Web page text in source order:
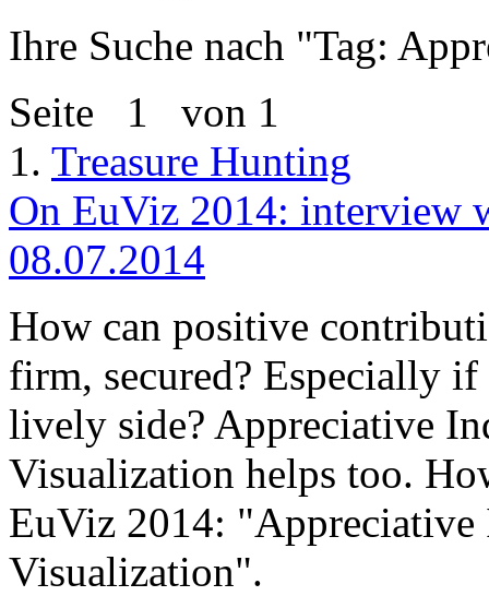
Ihre Suche nach "Tag:
Seite 1 von 1
1. Treasure Hunting
On EuViz 2014: interview
08.07.2014
How can positive
firm, secured? Especially
lively side? Appreciative
Visualization helps too.
EuViz 2014:
Visualization".